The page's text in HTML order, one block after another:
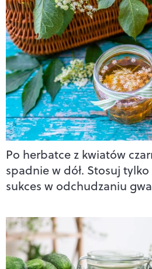
Po herbatce z kwiatów
spadnie w dół. Stosuj
sukces w odchudzaniu